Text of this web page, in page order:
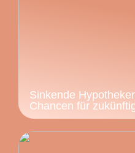
Sinkende
Chancen für